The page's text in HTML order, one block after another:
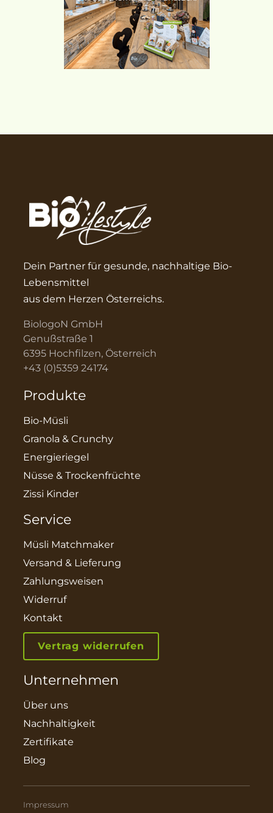
Dein Partner für gesunde, nachhaltige Bio-
Lebensmittel
aus dem Herzen Österreichs.
BiologoN GmbH
Genußstraße 1
6395 Hochfilzen, Österreich
+43 (0)5359 24174
Produkte
Bio-Müsli
Granola & Crunchy
Energieriegel
Nüsse & Trockenfrüchte
Zissi Kinder
Service
Müsli Matchmaker
Versand & Lieferung
Zahlungsweisen
Widerruf
Kontakt
Vertrag widerrufen
Unternehmen
Über uns
Nachhaltigkeit
Zertifikate
Blog
Impressum